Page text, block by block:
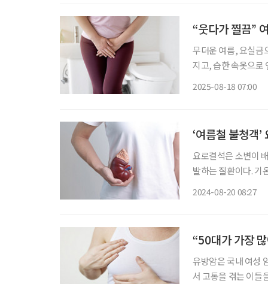
“웃다가 찔끔”
무더운 여름, 요실금
지고, 습한 속옷으로
2025-08-18 07:00
‘여름철 불청객
요로결석은 소변이
발하는 질환이다. 기
2024-08-20 08:27
“50대가 가장
유방암은 국내 여성
서 고통을 겪는 이들